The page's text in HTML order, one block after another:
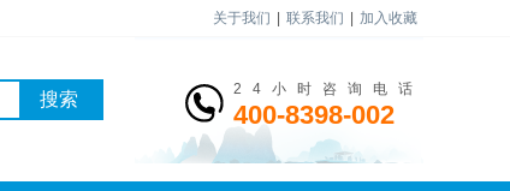
关于我们 联系我们 加入收藏
搜索 24小时咨询电话
400-8398-002